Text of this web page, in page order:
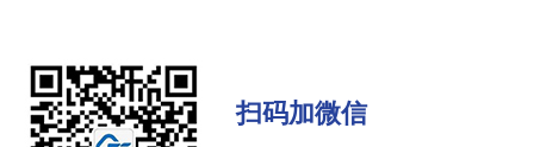
扫码加微信